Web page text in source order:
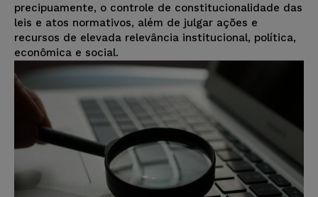
precipuamente, o controle de constitucionalidade das
leis e atos normativos, além de julgar ações e
recursos de elevada relevância institucional, política,
econômica e social.